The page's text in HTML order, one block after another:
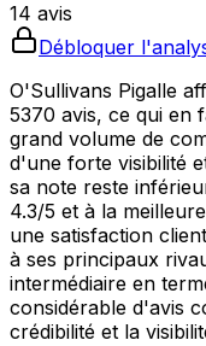
14 avis
Débloquer
O'Sullivans Pigalle
5370 avis, ce qui en
grand volume de
d'une forte visibilité
sa note reste
4.3/5 et à la
une satisfaction
à ses principaux
intermédiaire en
considérable d'avis
crédibilité et la